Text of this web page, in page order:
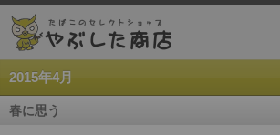
2015年4月
春に思う